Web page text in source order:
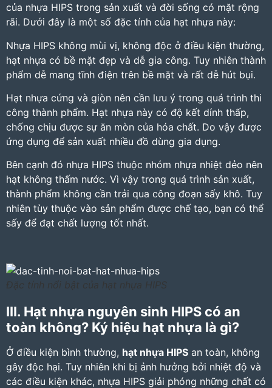
của nhựa HIPS trong sản xuất và đời sống có mặt rộng
rãi. Dưới đây là một số đặc tính của hạt nhựa này:
Nhựa HIPS không mùi vị, không độc ở điều kiện thường,
hạt nhựa có bề mặt đẹp và dễ gia công. Tuy nhiên thành
phẩm dễ mang tĩnh điện trên bề mặt và rất dễ hút bụi.
Hạt nhựa cứng và giòn nên cần lưu ý trong quá trình thi
công thành phẩm. Hạt nhựa này có độ kết dính thấp,
chống chịu được sự ăn mòn của hóa chất. Do vậy được
ứng dụng để sản xuất nhiều đồ dùng gia dụng.
Bên cạnh đó nhựa HIPS thuộc nhóm nhựa nhiệt dẻo nên
hạt không thấm nước. Vì vậy trong quá trình sản xuất,
thành phẩm không cần trải qua công đoạn sấy khô. Tuy
nhiên tùy thuộc vào sản phẩm được chế tạo, bạn có thể
sấy để đạt chất lượng tốt nhất.
Đặc tính nổi bật của hạt nhựa HIPS
III. Hạt nhựa nguyên sinh HIPS có an
toàn không? Ký hiệu hạt nhựa là gì?
Ở điều kiện bình thường, hạt nhựa HIPS an toàn, không
gây độc hại. Tuy nhiên khi bị ảnh hưởng bởi nhiệt độ và
các điều kiện khác, nhựa HIPS giải phóng những chất có